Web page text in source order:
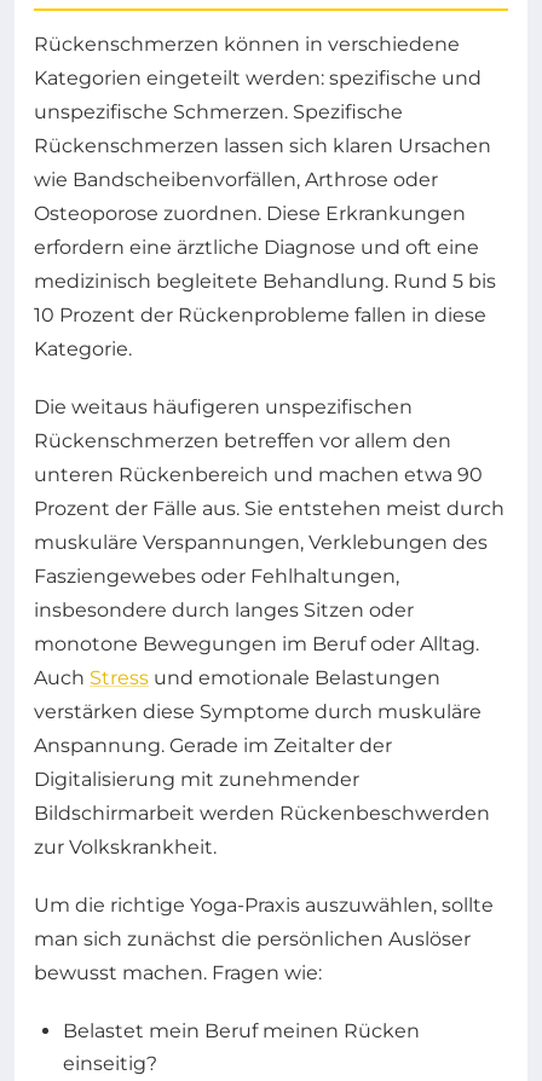
Rückenschmerzen können in verschiedene
Kategorien eingeteilt werden: spezifische und
unspezifische Schmerzen. Spezifische
Rückenschmerzen lassen sich klaren Ursachen
wie Bandscheibenvorfällen, Arthrose oder
Osteoporose zuordnen. Diese Erkrankungen
erfordern eine ärztliche Diagnose und oft eine
medizinisch begleitete Behandlung. Rund 5 bis
10 Prozent der Rückenprobleme fallen in diese
Kategorie.
Die weitaus häufigeren unspezifischen
Rückenschmerzen betreffen vor allem den
unteren Rückenbereich und machen etwa 90
Prozent der Fälle aus. Sie entstehen meist durch
muskuläre Verspannungen, Verklebungen des
Fasziengewebes oder Fehlhaltungen,
insbesondere durch langes Sitzen oder
monotone Bewegungen im Beruf oder Alltag.
Auch Stress und emotionale Belastungen
verstärken diese Symptome durch muskuläre
Anspannung. Gerade im Zeitalter der
Digitalisierung mit zunehmender
Bildschirmarbeit werden Rückenbeschwerden
zur Volkskrankheit.
Um die richtige Yoga-Praxis auszuwählen, sollte
man sich zunächst die persönlichen Auslöser
bewusst machen. Fragen wie:
Belastet mein Beruf meinen Rücken
einseitig?